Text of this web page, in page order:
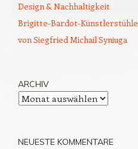
Design & Nachhaltigkeit
Brigitte-Bardot-Künstlerstühle
von Siegfried Michail Syniuga
ARCHIV
Archiv
NEUESTE KOMMENTARE